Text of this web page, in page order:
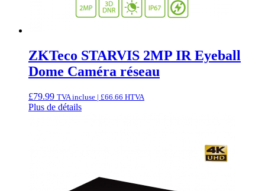
ZKTeco STARVIS 2MP IR Eyeball
Dome Caméra réseau
£79.99 TVA incluse | £66.66 HTVA
Plus de détails